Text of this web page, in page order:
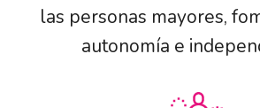
las personas mayores,
autonomía e